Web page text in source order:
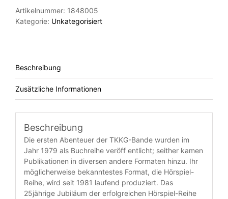
Ira
Liane
Artikelnummer: 1848005
Kategorie: Unkategorisiert
Beschreibung
Zusätzliche Informationen
Beschreibung
Die ersten Abenteuer der TKKG-Bande wurden im
Jahr 1979 als Buchreihe veröff entlicht; seither kamen
Publikationen in diversen andere Formaten hinzu. Ihr
möglicherweise bekanntestes Format, die Hörspiel-
Reihe, wird seit 1981 laufend produziert. Das
25jährige Jubiläum der erfolgreichen Hörspiel-Reihe